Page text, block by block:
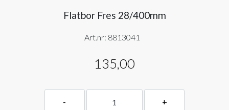
Flatbor Fres 28/400mm
Art.nr: 8813041
135,00